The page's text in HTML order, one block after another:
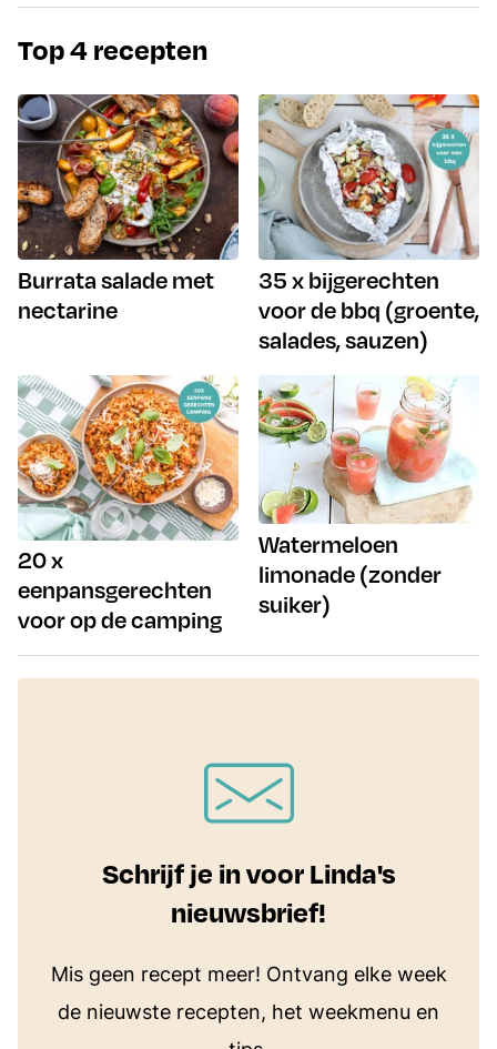
Top 4 recepten
Burrata salade met
nectarine
35 x bijgerechten
voor de bbq (groente,
salades, sauzen)
20 x
eenpansgerechten
voor op de camping
Watermeloen
limonade (zonder
suiker)
Schrijf je in voor Linda's
nieuwsbrief!
Mis geen recept meer! Ontvang elke week
de nieuwste recepten, het weekmenu en